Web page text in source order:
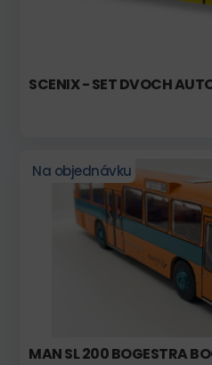
SCENIX - SET DVOCH
Na objednávku
MAN SL 200 BOGESTRA